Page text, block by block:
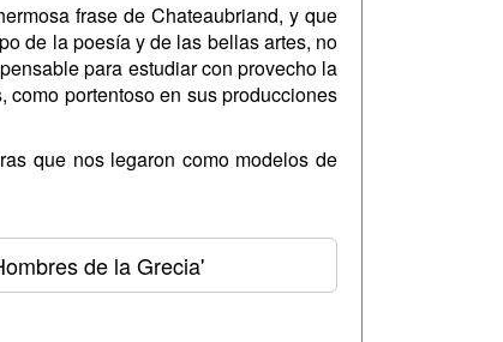
frase de Chateaubriand, y que
de la poesía y de las bellas artes, no
para estudiar con provecho la
portentoso en sus producciones
que nos legaron como modelos de
de la Grecia'